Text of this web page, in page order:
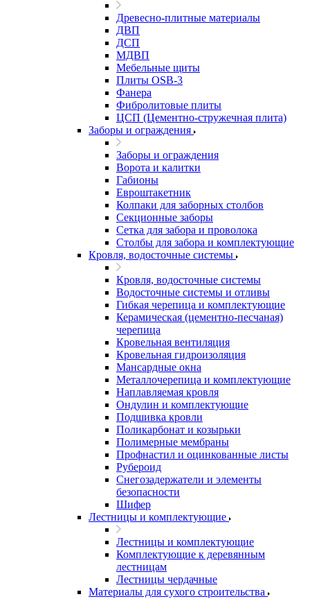
Древесно-плитные материалы
ДВП
ДСП
МДВП
Мебельные щиты
Плиты OSB-3
Фанера
Фибролитовые плиты
ЦСП (Цементно-стружечная плита)
Заборы и ограждения
Заборы и ограждения
Ворота и калитки
Габионы
Евроштакетник
Колпаки для заборных столбов
Секционные заборы
Сетка для забора и проволока
Столбы для забора и комплектующие
Кровля, водосточные системы
Кровля, водосточные системы
Водосточные системы и отливы
Гибкая черепица и комплектующие
Керамическая (цементно-песчаная)
черепица
Кровельная вентиляция
Кровельная гидроизоляция
Мансардные окна
Металлочерепица и комплектующие
Наплавляемая кровля
Ондулин и комплектующие
Подшивка кровли
Поликарбонат и козырьки
Полимерные мембраны
Профнастил и оцинкованные листы
Рубероид
Снегозадержатели и элементы
безопасности
Шифер
Лестницы и комплектующие
Лестницы и комплектующие
Комплектующие к деревянным
лестницам
Лестницы чердачные
Материалы для сухого строительства